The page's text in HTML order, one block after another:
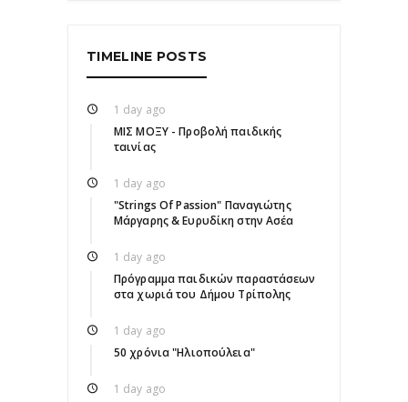
TIMELINE POSTS
1 day ago
ΜΙΣ ΜΟΞΥ - Προβολή παιδικής
ταινίας
1 day ago
"Strings Of Passion" Παναγιώτης
Μάργαρης & Ευρυδίκη στην Ασέα
1 day ago
Πρόγραμμα παιδικών παραστάσεων
στα χωριά του Δήμου Τρίπολης
1 day ago
50 χρόνια "Ηλιοπούλεια"
1 day ago